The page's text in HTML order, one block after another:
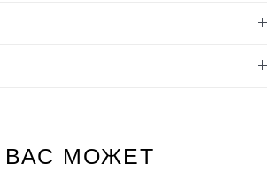
ВАС МОЖЕТ